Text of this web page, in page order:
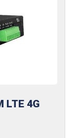
LTE 4G